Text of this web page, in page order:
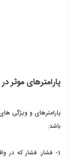
پارامترهای موثر
پارامترهای و ویژگی
باشد:
1- فشار: فشار که در